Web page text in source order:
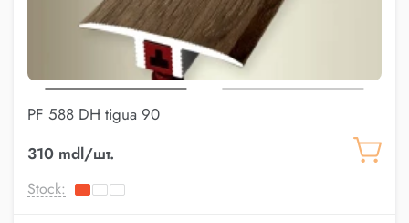
PF 588 DH tigua 90
310 mdl/шт.
Stock: